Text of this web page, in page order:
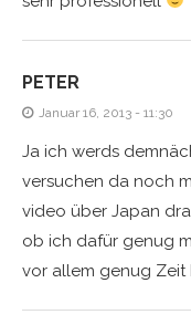
PETER
Januar 16, 2013 - 11:30
Ja ich werds
versuchen da noch
video über Japan
ob ich dafür genug
vor allem genug Zeit